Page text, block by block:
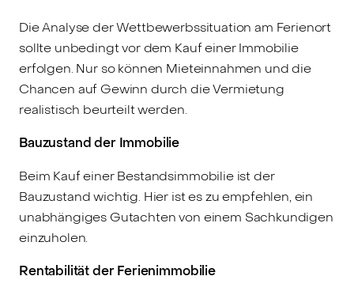
Die Analyse der Wettbewerbssituation am Ferienort
sollte unbedingt vor dem Kauf einer Immobilie
erfolgen. Nur so können Mieteinnahmen und die
Chancen auf Gewinn durch die Vermietung
realistisch beurteilt werden.
Bauzustand der Immobilie
Beim Kauf einer Bestandsimmobilie ist der
Bauzustand wichtig. Hier ist es zu empfehlen, ein
unabhängiges Gutachten von einem Sachkundigen
einzuholen.
Rentabilität der Ferienimmobilie